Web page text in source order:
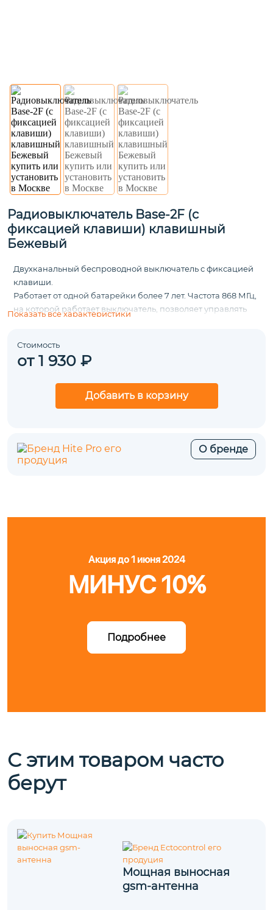
Радиовыключатель Base-2F (c
фиксацией клавиши) клавишный
Бежевый
Двухканальный беспроводной выключатель c фиксацией
клавиши.
Работает от одной батарейки более 7 лет. Частота 868 МГц,
на которой работает выключатель, позволяет управлять
Показать все характеристики
Стоимость
от 1 930 ₽
Добавить в корзину
О бренде
Акция до 1 июня 2024
МИНУС 10%
Подробнее
С этим товаром часто
берут
Мощная выносная
gsm-антенна